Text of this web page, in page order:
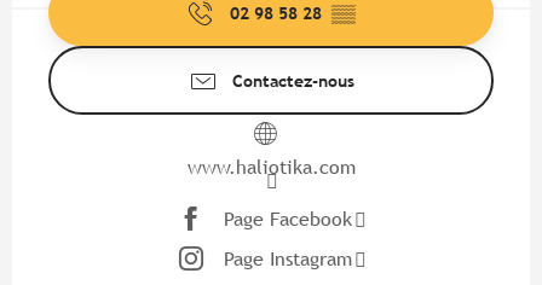
02 98 58 28 ▒▒
Contactez-nous
www.haliotika.com
Page Facebook
Page Instagram